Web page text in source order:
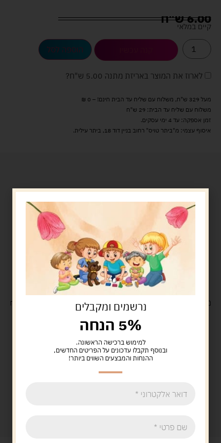
6.00ש"ח
קיים במלאי
הוספה לסל
לארוז את המוצר באריזת מתנה 5.00 ש"ח ?
מעל 329 ש"ח, משלוח עם שליח עד הבית חינם! – 0 ₪
משלוח עם שליח עד הבית: 29 ש"ח
זמן אספקה: עד 4 ימי עסקים.
איסוף עצמי: מ"ביתר טויס" רחוב בניין דוד 18, ביתר עילית.
משלוח בקנייה מעל 329 ש"ח משלוח עםנרשמים ומקבלים
5% הנחה
למימוש ברכישה הראשונה.
ובנוסף תקבלו עדכונים על הפריטים החדשים,
ההנחות והמבצעים השווים ביותר!